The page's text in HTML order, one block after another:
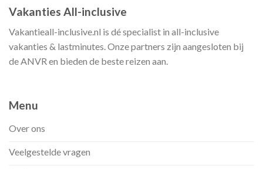
Vakanties All-inclusive
Vakantieall-inclusive.nl is dé specialist in all-inclusive
vakanties & lastminutes. Onze partners zijn aangesloten bij
de ANVR en bieden de beste reizen aan.
Menu
Over ons
Veelgestelde vragen